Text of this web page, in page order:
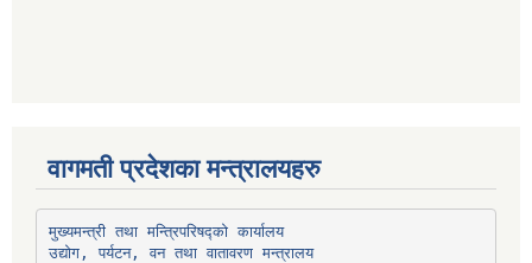
वागमती प्रदेशका मन्त्रालयहरु
मुख्यमन्त्री तथा मन्त्रिपरिषद्को कार्यालय
उद्योग, पर्यटन, वन तथा वातावरण मन्त्रालय